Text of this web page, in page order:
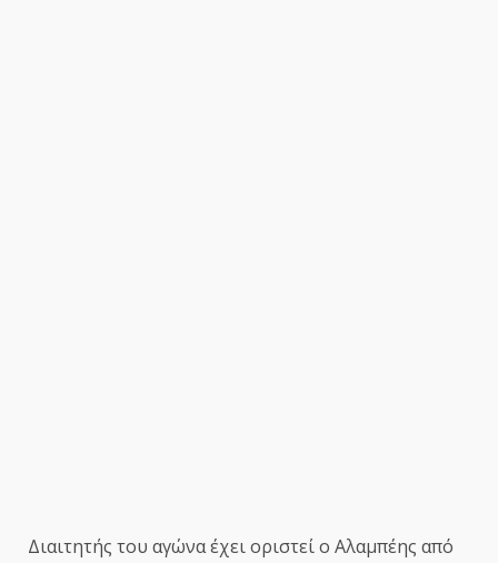
Διαιτητής του αγώνα έχει οριστεί ο Αλαμπέης από